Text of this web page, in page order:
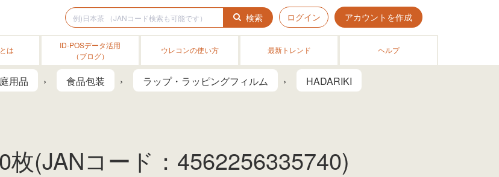
検索 ログイン アカウントを作成
は
ID-POSデータ活用
（ブログ）
ウレコンの使い方 最新トレンド ヘルプ
用品 食品包装 ラップ・ラッピングフィルム HADARIKI
(JANコード：4562256335740)